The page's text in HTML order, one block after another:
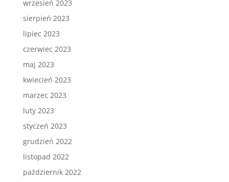
wrzesień 2023
sierpień 2023
lipiec 2023
czerwiec 2023
maj 2023
kwiecień 2023
marzec 2023
luty 2023
styczeń 2023
grudzień 2022
listopad 2022
październik 2022